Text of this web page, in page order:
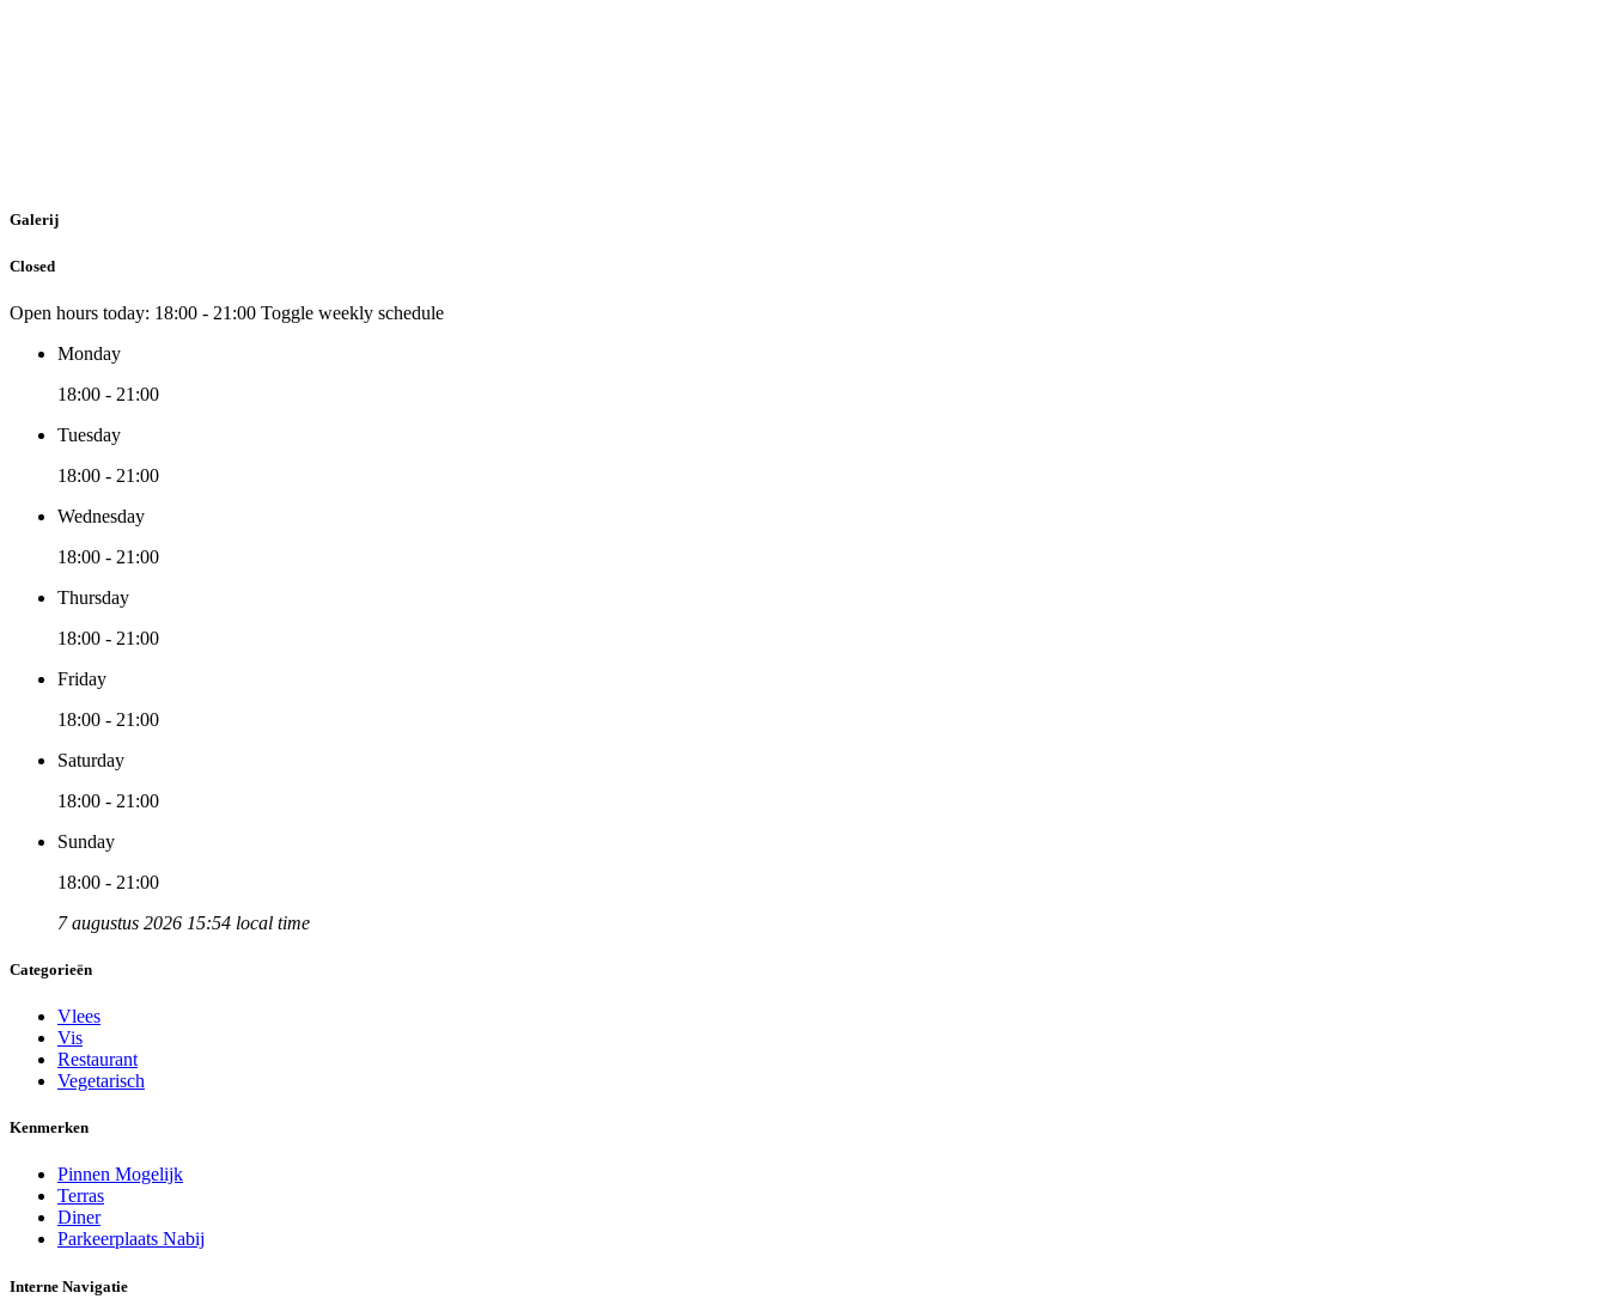
Galerij
Closed
Open hours today: 18:00 - 21:00 Toggle weekly schedule
Monday
18:00 - 21:00
Tuesday
18:00 - 21:00
Wednesday
18:00 - 21:00
Thursday
18:00 - 21:00
Friday
18:00 - 21:00
Saturday
18:00 - 21:00
Sunday
18:00 - 21:00
7 augustus 2026 15:54 local time
Categorieën
Vlees
Vis
Restaurant
Vegetarisch
Kenmerken
Pinnen Mogelijk
Terras
Diner
Parkeerplaats Nabij
Interne Navigatie